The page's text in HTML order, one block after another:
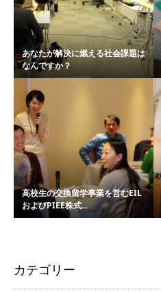
あなたが解決に燃える社会課題は
なんですか？
高校生の交換留学事業を営むEIL
およびPIEE株式...
カテゴリー